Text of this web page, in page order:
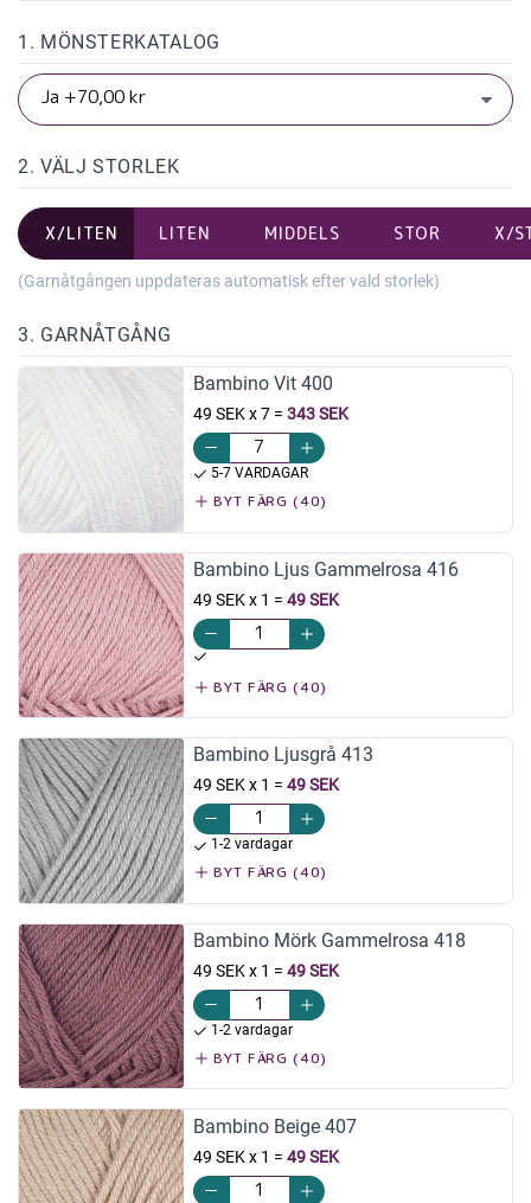
1. MÖNSTERKATALOG
2. VÄLJ STORLEK
X/LITEN LITEN MIDDELS STOR X/
(Garnåtgången uppdateras automatisk efter vald storlek)
3. GARNÅTGÅNG
Bambino Vit 400
49 SEK x 7= 343 SEK
5-7 VARDAGAR
BYT FÄRG (40)
Bambino Ljus Gammelrosa 416
49 SEK x 1 = 49 SEK
BYT FÄRG (40)
Bambino Ljusgrå 413
49 SEK x 1 = 49 SEK
1-2 vardagar
BYT FÄRG (40)
Bambino Mörk Gammelrosa 418
49 SEK x 1 = 49 SEK
1-2 vardagar
BYT FÄRG (40)
Bambino Beige 407
49 SEK x 1 = 49 SEK